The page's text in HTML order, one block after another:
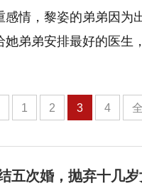
情，黎姿的弟弟因为
弟弟安排最好的医生
1 2 3 4
五次婚，抛弃十几